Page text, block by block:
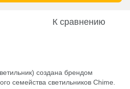
К сравнению
создана брендом
семейства светильников Chime.